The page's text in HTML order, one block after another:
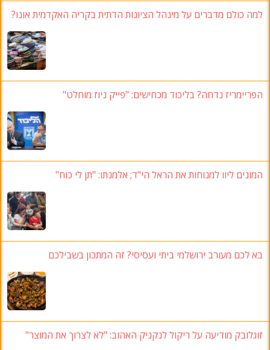
למה כולם מדברים על מינהל הציונות הדתית בקריה האקדמית אונו?
הפריימריז נדחה? בליכוד מכחישים: "פייק ניוז מוחלט"
המונים ליוו למנוחות את הראל הי"ד; אלמנתו: "תן לי כוח"
בא לכם מעורב ירושלמי ביתי ועסיסי? זה המתכון בשבילכם
זוגלובק מודיעה על ריקול לנקניק האהוב: "לא לצרוך את המוצר"